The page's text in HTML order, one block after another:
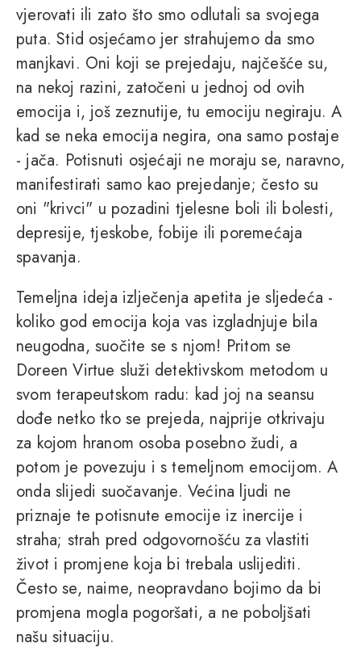
vjerovati ili zato što smo odlutali sa svojega
puta. Stid osjećamo jer strahujemo da smo
manjkavi. Oni koji se prejedaju, najčešće su,
na nekoj razini, zatočeni u jednoj od ovih
emocija i, još zeznutije, tu emociju negiraju. A
kad se neka emocija negira, ona samo postaje
- jača. Potisnuti osjećaji ne moraju se, naravno,
manifestirati samo kao prejedanje; često su
oni "krivci" u pozadini tjelesne boli ili bolesti,
depresije, tjeskobe, fobije ili poremećaja
spavanja.
Temeljna ideja izlječenja apetita je sljedeća -
koliko god emocija koja vas izgladnjuje bila
neugodna, suočite se s njom! Pritom se
Doreen Virtue služi detektivskom metodom u
svom terapeutskom radu: kad joj na seansu
dođe netko tko se prejeda, najprije otkrivaju
za kojom hranom osoba posebno žudi, a
potom je povezuju i s temeljnom emocijom. A
onda slijedi suočavanje. Većina ljudi ne
priznaje te potisnute emocije iz inercije i
straha; strah pred odgovornošću za vlastiti
život i promjene koja bi trebala uslijediti.
Često se, naime, neopravdano bojimo da bi
promjena mogla pogoršati, a ne poboljšati
našu situaciju.